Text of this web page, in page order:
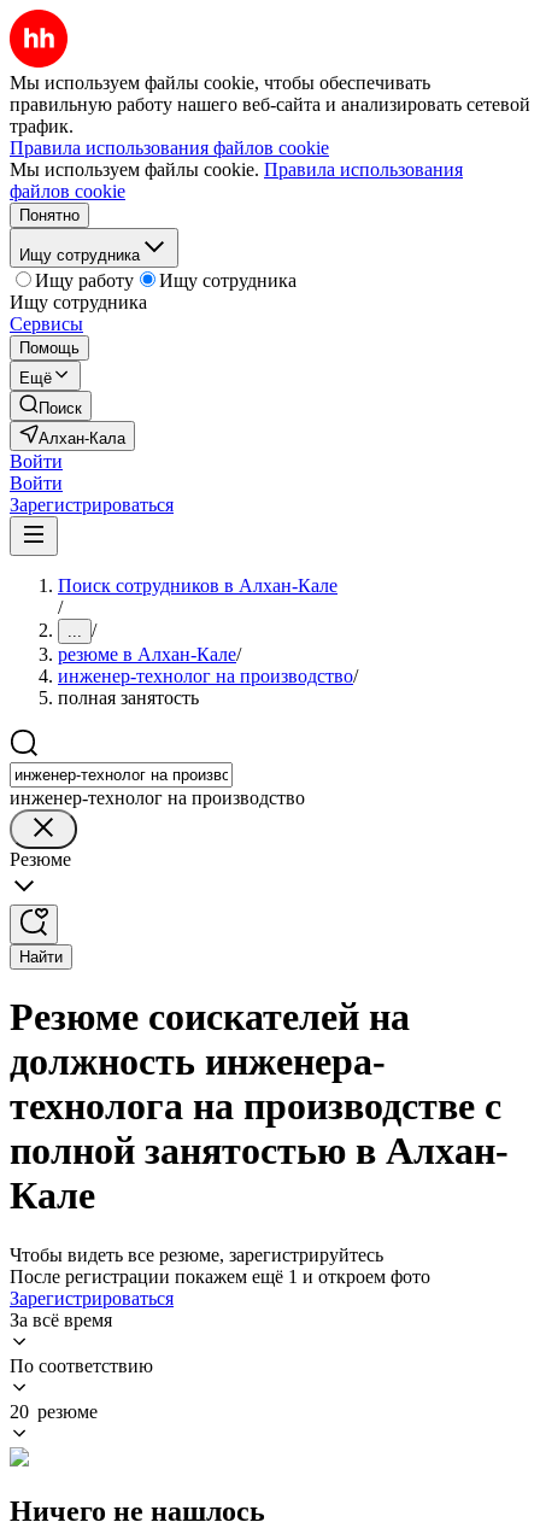
Мы используем файлы cookie, чтобы обеспечивать
правильную работу нашего веб-сайта и анализировать сетевой
трафик.
Правила использования файлов cookie
Мы используем файлы cookie. Правила использования
файлов cookie
Понятно
Ищу сотрудника
Ищу работу
Ищу сотрудника
Ищу сотрудника
Сервисы
Помощь
Ещё
Поиск
Алхан-Кала
Войти
Войти
Зарегистрироваться
Поиск сотрудников в Алхан-Кале
/
... /
резюме в Алхан-Кале/
инженер-технолог на производство/
полная занятость
инженер-технолог на производство
Резюме
Найти
Резюме соискателей на
должность инженера-
технолога на производстве с
полной занятостью в Алхан-
Кале
Чтобы видеть все резюме, зарегистрируйтесь
После регистрации покажем ещё 1 и откроем фото
Зарегистрироваться
За всё время
По соответствию
20 резюме
Ничего не нашлось